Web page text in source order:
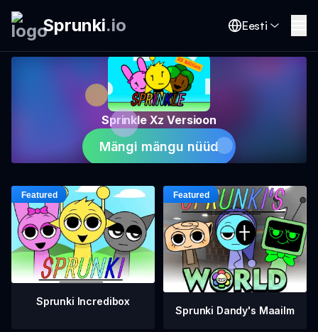
Sprunki.io Eesti
Sprinkle Xz Versioon
Mängi mängu nüüd
Sprunki Incredibox
Sprunki Dandy's Maailm